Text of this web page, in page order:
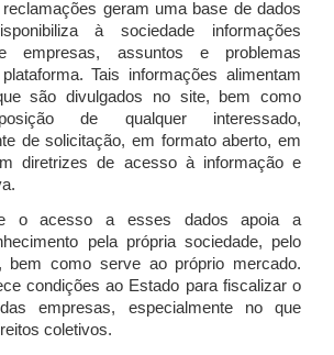
geram uma base de dados
à sociedade informações
empresas, assuntos e problemas
Tais informações alimentam
são divulgados no site, bem como
de qualquer interessado,
de solicitação, em formato aberto, em
diretrizes de acesso à informação e
o acesso a esses dados apoia a
pela própria sociedade, pelo
bem como serve ao próprio mercado.
condições ao Estado para fiscalizar o
empresas, especialmente no que
coletivos.